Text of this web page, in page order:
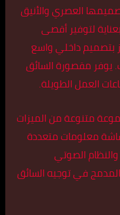
العصري والأنيق
لتوفير أقصى
بتصميم داخلي واسع
يوفر مقصورة السائق
العمل الطويلة.
متنوعة من الميزات
معلومات متعددة
الصوتي
المدمج في توجيه السائق